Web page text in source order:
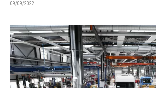
09/09/2022